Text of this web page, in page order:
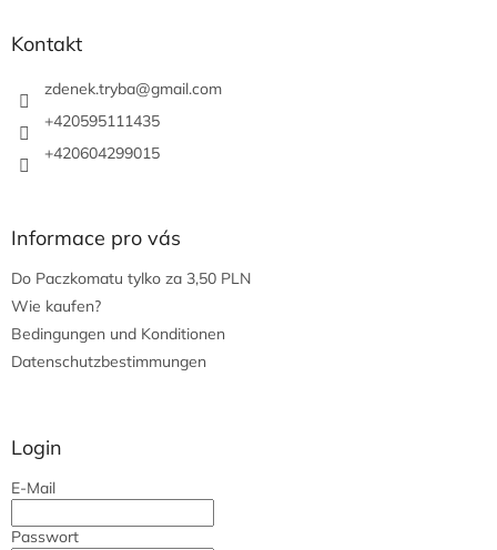
Kontakt
zdenek.tryba@gmail.com
+420595111435
+420604299015
Informace pro vás
Do Paczkomatu tylko za 3,50 PLN
Wie kaufen?
Bedingungen und Konditionen
Datenschutzbestimmungen
Login
E-Mail
Passwort